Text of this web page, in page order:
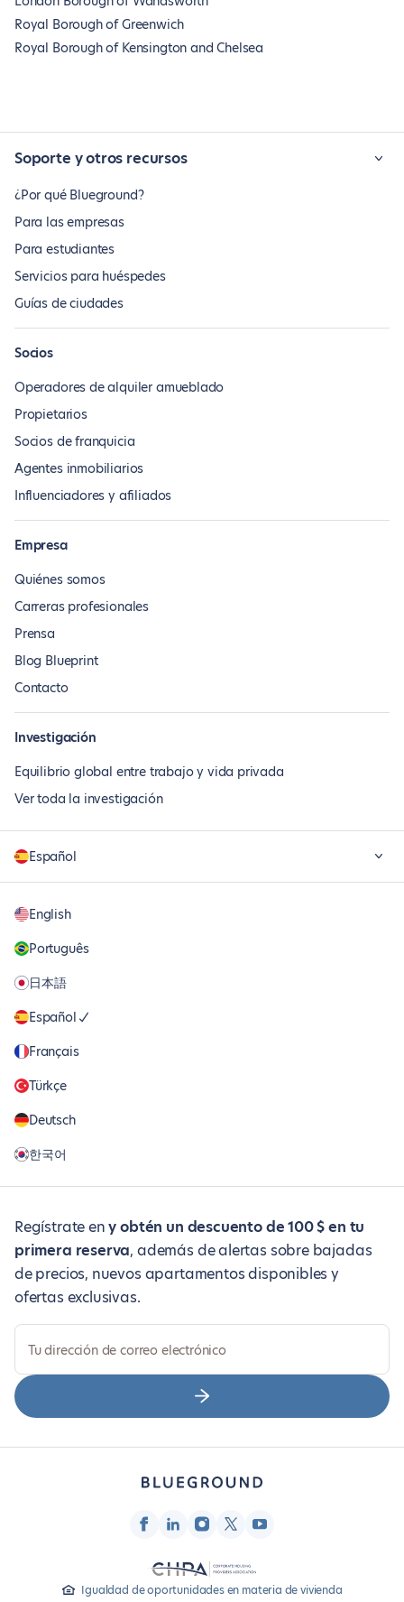
Royal Borough of Greenwich
Royal Borough of Kensington and Chelsea
Soporte y otros recursos
¿Por qué Blueground?
Para las empresas
Para estudiantes
Servicios para huéspedes
Guías de ciudades
Socios
Operadores de alquiler amueblado
Propietarios
Socios de franquicia
Agentes inmobiliarios
Influenciadores y afiliados
Empresa
Quiénes somos
Carreras profesionales
Prensa
Blog Blueprint
Contacto
Investigación
Equilibrio global entre trabajo y vida privada
Ver toda la investigación
Español
English
Português
日本語
Español
Français
Türkçe
Deutsch
한국어
Regístrate eny obtén un descuento de 100 $ en tu
primera reserva, además de alertas sobre bajadas
de precios, nuevos apartamentos disponibles y
ofertas exclusivas.
Tu dirección de correo electrónico
Igualdad de oportunidades en materia de vivienda